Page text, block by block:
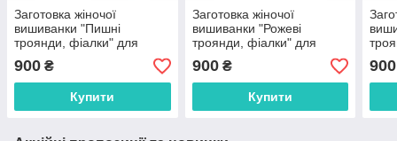
Заготовка жіночої
вишиванки "Пишні
троянди, фіалки" для
вишивки бісером
(БЖ008кБнннн)
900 ₴
Купити
Заготовка жіночої
вишиванки "Рожеві
троянди, фіалки" для
вишивки бісером
(БЖ009кБнннн)
900₴
Купити
900